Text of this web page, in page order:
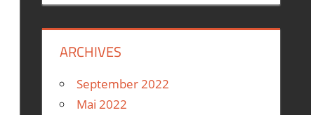
ARCHIVES
September 2022
Mai 2022